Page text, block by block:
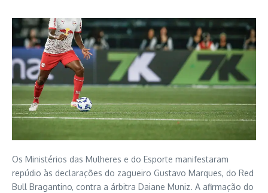
Os Ministérios das Mulheres e do Esporte manifestaram
repúdio às declarações do zagueiro Gustavo Marques, do Red
Bull Bragantino, contra a árbitra Daiane Muniz. A afirmação do